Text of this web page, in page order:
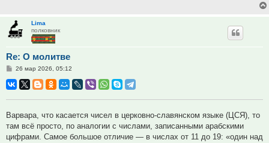
Lima
полковник
Re: О молитве
Сообщение
26 мар 2026, 05:12
Варвара, что касается чисел в церковно-славянском языке (ЦСЯ), то
там всё просто, по аналогии с числами, записанными арабскими
цифрами. Самое большое отличие — в числах от 11 до 19: «один над